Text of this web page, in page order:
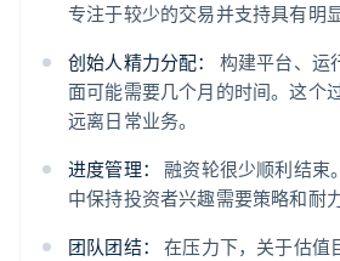
专注于较少的交易并支持具有明
创始人精力分配：
构建平台、运
面可能需要几个月的时间。这个
远离日常业务。
进度管理：
融资轮很少顺利结束
中保持投资者兴趣需要策略和耐力
团队团结：
在压力下，关于估值